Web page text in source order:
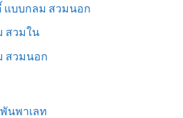
แบบกลม สวมนอก
สวมใน
สวมนอก
นพาเลท